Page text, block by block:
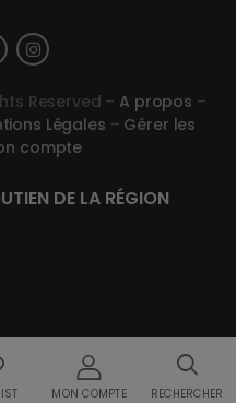
Reserved – A propos –
Légales – Gérer les
compte
DE LA RÉGION
MON COMPTE RECHERCHER